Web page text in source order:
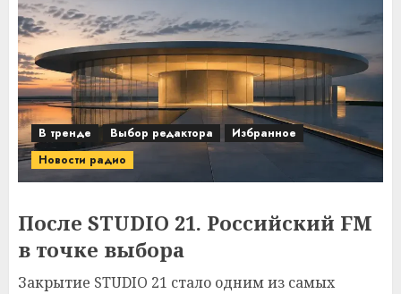
В тренде Выбор редактора
Избранное
Новости радио
После STUDIO 21. Российский FM
в точке выбора
Закрытие STUDIO 21 стало одним из самых